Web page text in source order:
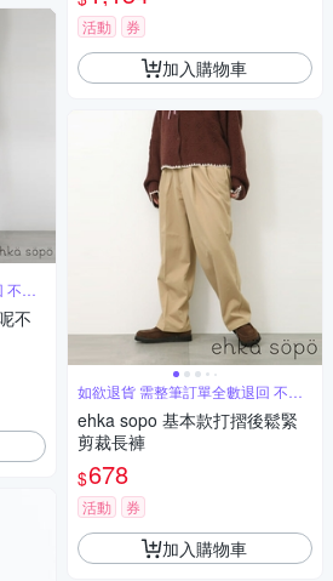
不能
活動 券
加入購物車
如欲退貨 需整筆訂單全數退回 不能
單退
ehka sopo 基本款打摺後鬆緊
剪裁長褲
$678
活動 券
加入購物車